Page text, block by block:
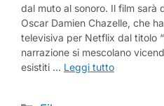
dal muto al sonoro. Il film sarà
Oscar Damien Chazelle, che
televisiva per Netflix dal titolo
narrazione si mescolano
esistiti … Leggi tutto